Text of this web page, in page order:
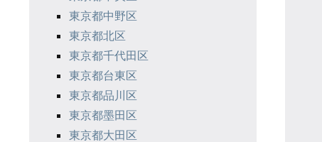
東京都中野区
東京都北区
東京都千代田区
東京都台東区
東京都品川区
東京都墨田区
東京都大田区